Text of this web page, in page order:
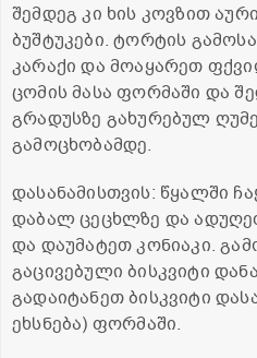
შემდეგ კი ხის კოვზით
ბუშტუკები. ტორტის
კარაქი და მოაყარეთ
ცომის მასა ფორმაში და
გრადუსზე გახურებულ
გამოცხობამდე.
დასანამისთვის: წყალში
დაბალ ცეცხლზე და
და დაუმატეთ კონიაკი.
გაცივებული ბისკვიტი
გადაიტანეთ ბისკვიტი
ეხსნება) ფორმაში.